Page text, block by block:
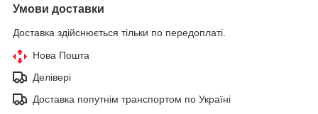
Умови доставки
Доставка здійснюється тільки по передоплаті.
Нова Пошта
Делівері
Доставка попутнім транспортом по Україні